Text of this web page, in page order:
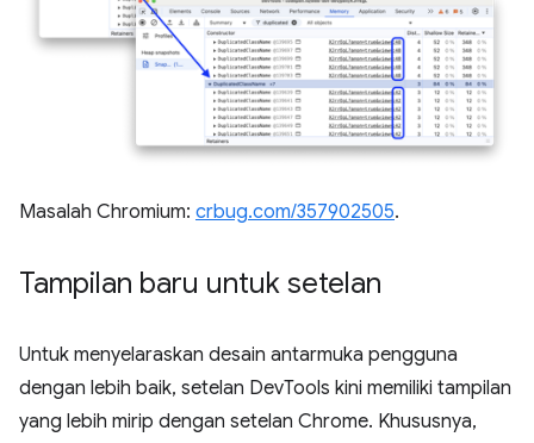
Masalah Chromium: crbug.com/357902505.
Tampilan baru untuk setelan
Untuk menyelaraskan desain antarmuka pengguna
dengan lebih baik, setelan DevTools kini memiliki tampilan
yang lebih mirip dengan setelan Chrome. Khususnya,